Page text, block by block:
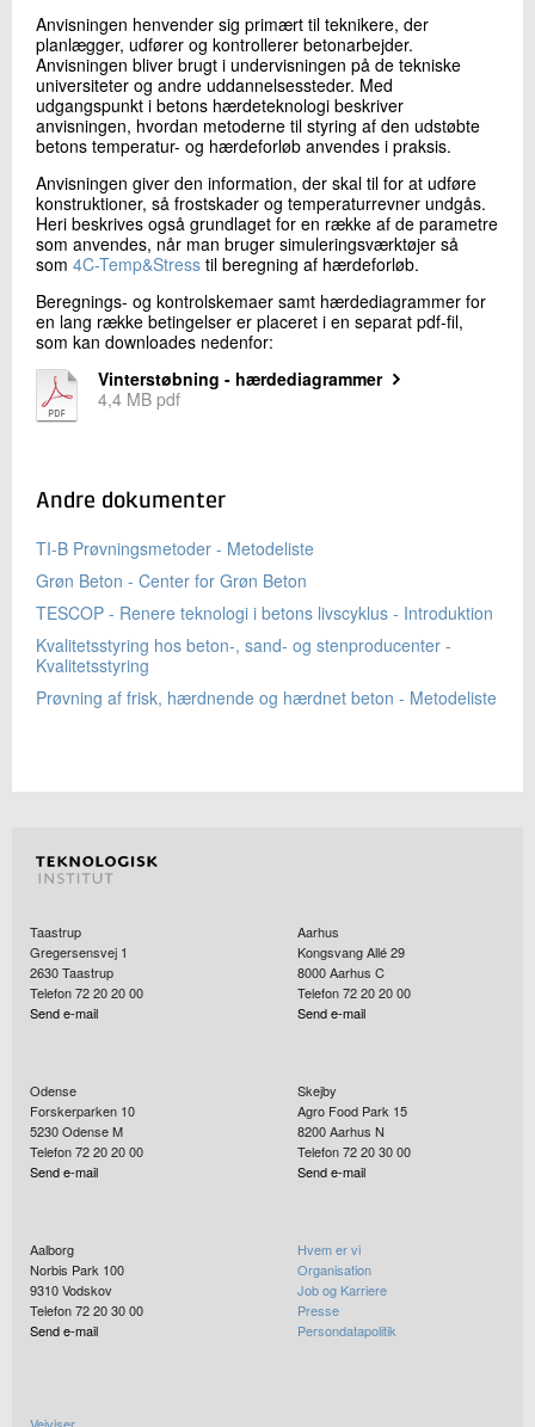
Anvisningen henvender sig primært til teknikere, der
planlægger, udfører og kontrollerer betonarbejder.
Anvisningen bliver brugt i undervisningen på de tekniske
universiteter og andre uddannelsessteder. Med
udgangspunkt i betons hærdeteknologi beskriver
anvisningen, hvordan metoderne til styring af den udstøbte
betons temperatur- og hærdeforløb anvendes i praksis.
Anvisningen giver den information, der skal til for at udføre
konstruktioner, så frostskader og temperaturrevner undgås.
Heri beskrives også grundlaget for en række af de parametre
som anvendes, når man bruger simuleringsværktøjer så
som 4C-Temp&Stress til beregning af hærdeforløb.
Beregnings- og kontrolskemaer samt hærdediagrammer for
en lang række betingelser er placeret i en separat pdf-fil,
som kan downloades nedenfor:
Vinterstøbning - hærdediagrammer
4,4 MB pdf
Andre dokumenter
TI-B Prøvningsmetoder - Metodeliste
Grøn Beton - Center for Grøn Beton
TESCOP - Renere teknologi i betons livscyklus - Introduktion
Kvalitetsstyring hos beton-, sand- og stenproducenter -
Kvalitetsstyring
Prøvning af frisk, hærdnende og hærdnet beton - Metodeliste
Taastrup
Gregersensvej 1
2630Taastrup
Telefon 72 20 20 00
Send e-mail
Aarhus
Kongsvang Allé 29
8000Aarhus C
Telefon 72 20 20 00
Send e-mail
Odense
Forskerparken 10
5230Odense M
Telefon 72 20 20 00
Send e-mail
Skejby
Agro Food Park 15
8200Aarhus N
Telefon 72 20 30 00
Send e-mail
Aalborg
Norbis Park 100
9310Vodskov
Telefon 72 20 30 00
Send e-mail
Hvem er vi
Organisation
Job og Karriere
Presse
Persondatapolitik
Vejviser